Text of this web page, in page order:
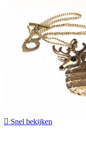
 Snel bekijken